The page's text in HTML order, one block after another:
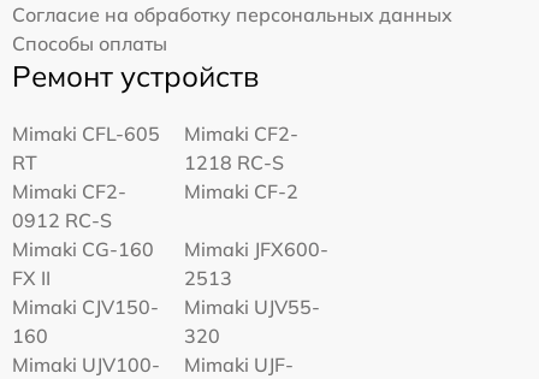
Согласие на обработку персональных данных
Способы оплаты
Ремонт устройств
Mimaki CFL-605
RT
Mimaki CF2-
1218 RC-S
Mimaki CF2-
0912 RC-S
Mimaki CF-2
Mimaki CG-160
FX II
Mimaki JFX600-
2513
Mimaki СJV150-
160
Mimaki UJV55-
320
Mimaki UJV100-
Mimaki UJF-